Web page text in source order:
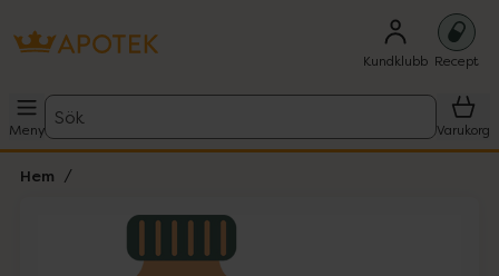
Kundklubb Recept
Meny
Sök
Varukorg
Hem
Lista: . Innehåller 1 objekt.